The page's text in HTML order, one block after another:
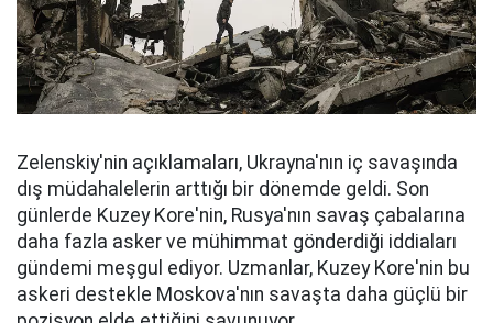
Zelenskiy'nin açıklamaları, Ukrayna'nın iç savaşında
dış müdahalelerin arttığı bir dönemde geldi. Son
günlerde Kuzey Kore'nin, Rusya'nın savaş çabalarına
daha fazla asker ve mühimmat gönderdiği iddiaları
gündemi meşgul ediyor. Uzmanlar, Kuzey Kore'nin bu
askeri destekle Moskova'nın savaşta daha güçlü bir